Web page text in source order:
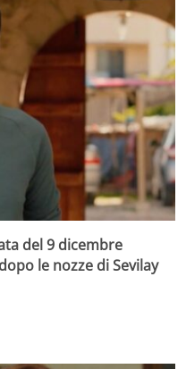
del 9 dicembre
le nozze di Sevilay